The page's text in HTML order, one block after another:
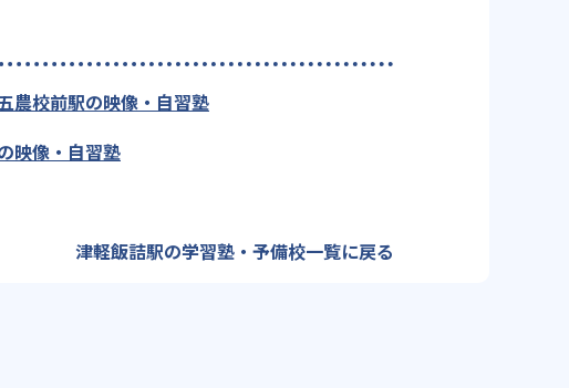
農校前駅の映像・自習塾
映像・自習塾
津軽飯詰駅の学習塾・予備校一覧に戻る